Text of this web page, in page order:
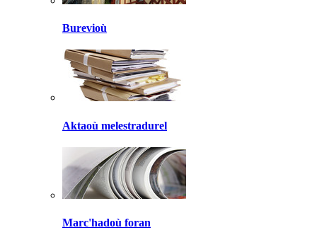
Burevioù
Aktaoù melestradurel
Marc'hadoù foran